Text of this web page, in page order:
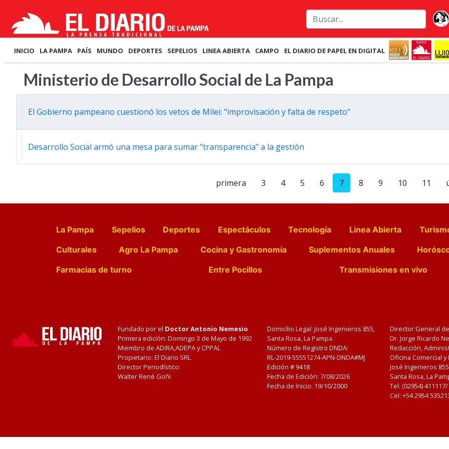
INICIO LA PAMPA PAÍS MUNDO DEPORTES SEPELIOS LINEA ABIERTA CAMPO EL DIARIO DE PAPEL EN DIGITAL
Ministerio de Desarrollo Social de La Pampa
El Gobierno pampeano cuestionó los vetos de Milei: "improvisación y falta de respeto"
Desarrollo Social armó una mesa para sumar "transparencia" a la gestión
primera 3 4 5 6 7 8 9 10 11
La Pampa Sepelios Deportes Espectáculos Tecnología Linea Abierta
Culturales
Agro La Pampa Cocina y Gastronomía Suplementos Anuales
Farmacias de turno
Entre Pocillos Transmisiones en vivo
Fundado por el Doctor Antonio Nemesio
Primera edición: Domingo 3 de Mayo de 1992
Miembro de ADIRA,ADEPA y CPPAL
Propietario: El Diario SRL
Director Periodístico:
Walter René Goñi
Domicilio Legal: José Ingenieros 855,
Santa Rosa, La Pampa.
Número de Registro DNDA:
RL-2019-55551274-APN-DNDA#MJ
Edición # 9418
Fecha de Edición: 7/08/2026
Fecha de Inicio: 19/10/2000
Director General
Dr. Jorge Ricardo
Redacción,
Oficina Comercial
José Ingenieros
Santa Rosa, La
Tel: (02954)
Cel: +54 2954